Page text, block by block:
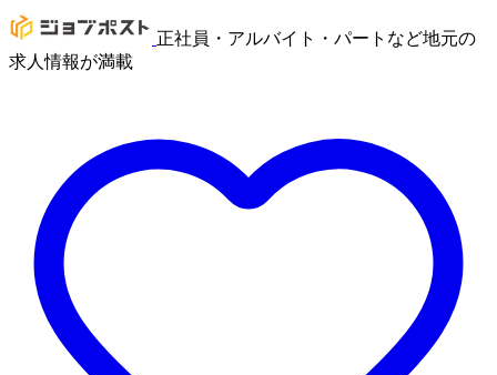
正社員・アルバイト・パートなど地元の
求人情報が満載